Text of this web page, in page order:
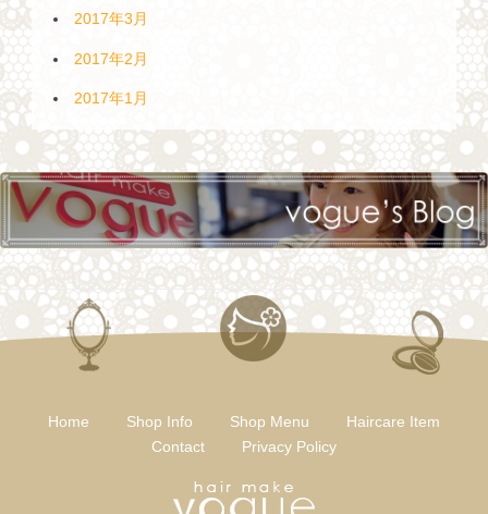
2017年3月
2017年2月
2017年1月
Home Shop Info Shop Menu
Haircare Item
Contact
Privacy Policy